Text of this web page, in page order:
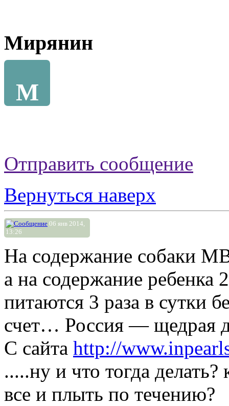
Мирянин
М
Отправить сообщение
Вернуться наверх
06 янв 2014,
13:26
На содержание собаки
а на содержание
питаются 3 раза в сутки
счет… Россия — щедрая
С сайта http://
.....ну и что тогда
все и плыть по течению?